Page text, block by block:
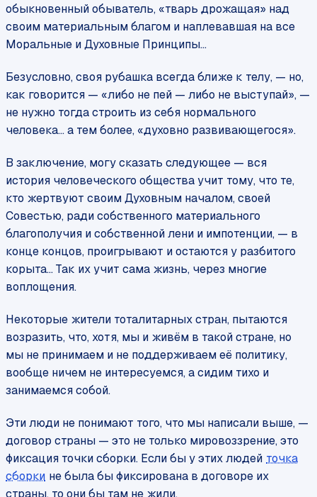
обыкновенный обыватель, «тварь дрожащая» над
своим материальным благом и наплевавшая на все
Моральные и Духовные Принципы...
Безусловно, своя рубашка всегда ближе к телу, — но,
как говорится — «либо не пей — либо не выступай», —
не нужно тогда строить из себя нормального
человека... а тем более, «духовно развивающегося».
В заключение, могу сказать следующее — вся
история человеческого общества учит тому, что те,
кто жертвуют своим Духовным началом, своей
Совестью, ради собственного материального
благополучия и собственной лени и импотенции, — в
конце концов, проигрывают и остаются у разбитого
корыта... Так их учит сама жизнь, через многие
воплощения.
Некоторые жители тоталитарных стран, пытаются
возразить, что, хотя, мы и живём в такой стране, но
мы не принимаем и не поддерживаем её политику,
вообще ничем не интересуемся, а сидим тихо и
занимаемся собой.
Эти люди не понимают того, что мы написали выше, —
договор страны — это не только мировоззрение, это
фиксация точки сборки. Если бы у этих людей точка
сборки не была бы фиксирована в договоре их